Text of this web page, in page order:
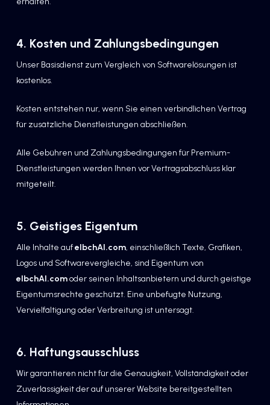
4. Kosten und Zahlungsbedingungen
Unser Basisdienst zum Vergleich von Softwarelösungen ist
kostenlos.
Kosten entstehen nur, wenn Sie einen verbindlichen Vertrag
für zusätzliche Dienstleistungen abschließen.
Alle Gebühren und Zahlungsbedingungen für Premium-
Dienstleistungen werden Ihnen vor Vertragsabschluss klar
mitgeteilt.
5. Geistiges Eigentum
Alle Inhalte aufelbchAI.com, einschließlich Texte, Grafiken,
Logos und Softwarevergleiche, sind Eigentum von
elbchAI.comoder seinen Inhaltsanbietern und durch geistige
Eigentumsrechte geschützt. Eine unbefugte Nutzung,
Vervielfältigung oder Verbreitung ist untersagt.
6. Haftungsausschluss
Wir garantieren nicht für die Genauigkeit, Vollständigkeit oder
Zuverlässigkeit der auf unserer Website bereitgestellten